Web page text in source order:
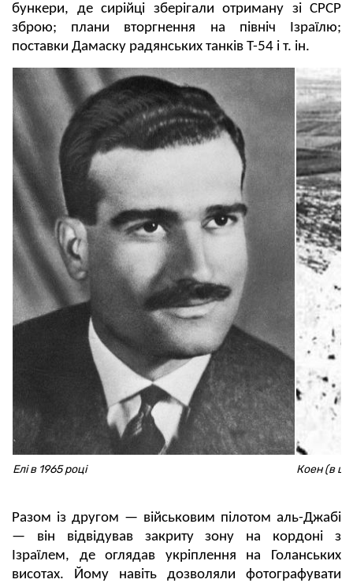
бункери, де сирійці зберігали отриману зі СРСР
зброю; плани вторгнення на північ Ізраїлю;
поставки Дамаску радянських танків Т-54 і т. ін.
Елі в 1965 році Коен (в
Разом із другом — військовим пілотом аль-Джабі
— він відвідував закриту зону на кордоні з
Ізраїлем, де оглядав укріплення на Голанських
висотах. Йому навіть дозволяли фотографувати